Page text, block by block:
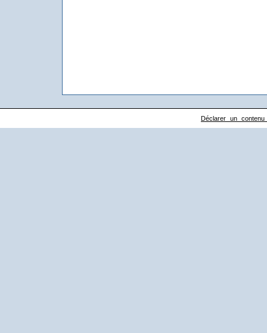
Déclarer un contenu